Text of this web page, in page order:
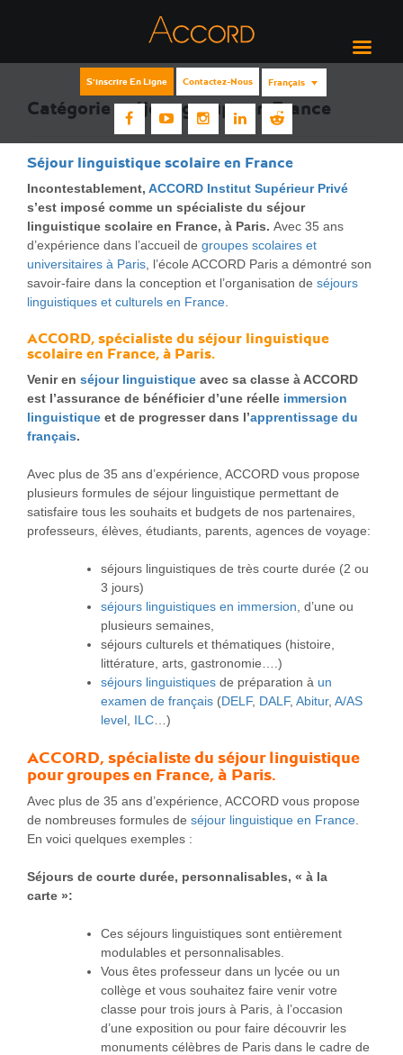
S'inscrire En Ligne Contactez-Nous Français
Catégorie :séjour groupe en France
Séjour linguistique scolaire en France
Incontestablement, ACCORD Institut Supérieur Privé
s’est imposé comme un spécialiste du séjour
linguistique scolaire en France, à Paris. Avec 35 ans
d’expérience dans l’accueil de groupes scolaires et
universitaires à Paris , l’école ACCORD Paris a démontré son
savoir-faire dans la conception et l’organisation de séjours
linguistiques et culturels en France
ACCORD, spécialiste du séjour linguistique
scolaire en France, à Paris.
Venir en séjour linguistique avec sa classe à ACCORD
est l’assurance de bénéficier d’une réelle immersion
linguistique et de progresser dans l’apprentissage du
français.
Avec plus de 35 ans d’expérience, ACCORD vous propose
plusieurs formules de séjour linguistique permettant de
satisfaire tous les souhaits et budgets de nos partenaires,
professeurs, élèves, étudiants, parents, agences de voyage:
séjours linguistiques de très courte durée (2 ou
3 jours)
séjours linguistiques en immersion , d’une ou
plusieurs semaines,
séjours culturels et thématiques (histoire,
littérature, arts, gastronomie….)
séjours linguistiques de préparation à un
examen de français (DELF, DALF, Abitur, A/AS
level ILC …)
ACCORD, spécialiste du séjour linguistique
pour groupes en France, à Paris.
Avec plus de 35 ans d’expérience, ACCORD vous propose
de nombreuses formules de séjour linguistique en France
En voici quelques exemples :
Séjours de courte durée, personnalisables, « à la
carte »:
Ces séjours linguistiques sont entièrement
modulables et personnalisables.
Vous êtes professeur dans un lycée ou un
collège et vous souhaitez faire venir votre
classe pour trois jours à Paris, à l’occasion
d’une exposition ou pour faire découvrir les
monuments célèbres de Paris dans le cadre de